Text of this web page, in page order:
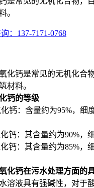
。
：137-7171-0768
钙是常见的无机化合物
材料。
钙的等级
：含量约为95%，细度
：其含量约为90%，细
：其含量约为85%，细
钙在污水处理方面的
液具有强碱性，对于酸